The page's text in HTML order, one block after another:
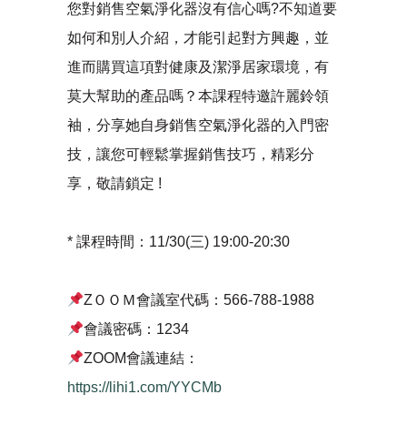
您對銷售空氣淨化器沒有信心嗎?不知道要
如何和別人介紹，才能引起對方興趣，並
進而購買這項對健康及潔淨居家環境，有
莫大幫助的產品嗎？本課程特邀許麗鈴領
袖，分享她自身銷售空氣淨化器的入門密
技，讓您可輕鬆掌握銷售技巧，精彩分
享，敬請鎖定 !
* 課程時間：11/30(三) 19:00-20:30
ZＯＯＭ會議室代碼：566-788-1988
會議密碼：1234
ZOOM會議連結：
https://lihi1.com/YYCMb